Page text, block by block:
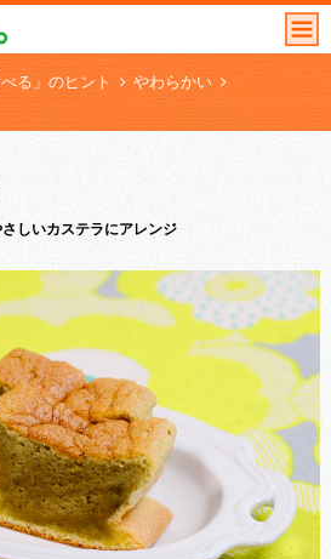
る」のヒント
やわらかい
しいカステラにアレンジ